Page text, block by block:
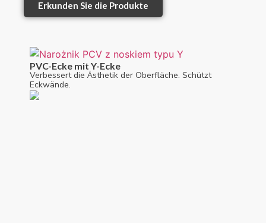
Erkunden Sie die Produkte
PVC-Ecke mit Y-Ecke
Verbessert die Ästhetik der Oberfläche. Schützt
Eckwände.